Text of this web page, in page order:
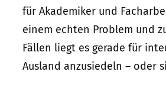
für Akademiker und
einem echten Problem und
Fällen liegt es gerade für
Ausland anzusiedeln – oder